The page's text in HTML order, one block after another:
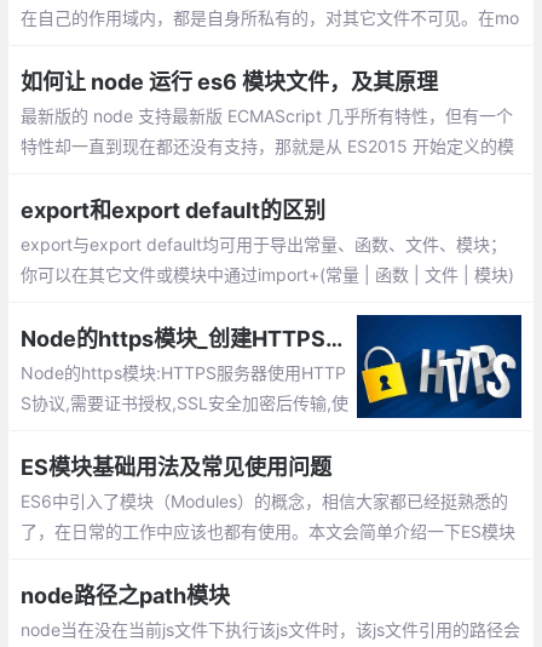
在自己的作用域内，都是自身所私有的，对其它文件不可见。在mo
外的输出值，是一个对象。
如何让 node 运行 es6 模块文件，及其原理
最新版的 node 支持最新版 ECMAScript 几乎所有特性，但有一个
特性却一直到现在都还没有支持，那就是从 ES2015 开始定义的模
的，包括 node 项目
export和export default的区别
export与export default均可用于导出常量、函数、文件、模块；
你可以在其它文件或模块中通过import+(常量 | 函数 | 文件 | 模块)
Node的https模块_创建HTTPS服务器
Node的https模块:HTTPS服务器使用HTTP
S协议,需要证书授权,SSL安全加密后传输,使
ES模块基础用法及常见使用问题
ES6中引入了模块（Modules）的概念，相信大家都已经挺熟悉的
了，在日常的工作中应该也都有使用。本文会简单介绍一下ES模块
node路径之path模块
node当在没在当前js文件下执行该js文件时，该js文件引用的路径会